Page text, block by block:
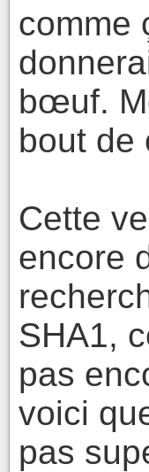
comme
bœuf.
bout de
Cette
encore
SHA1,
pas
voici
pas